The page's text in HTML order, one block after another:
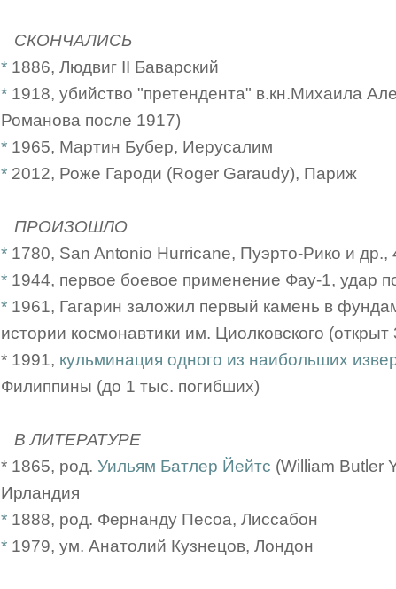
СКОНЧАЛИСЬ
* 1886, Людвиг II Баварский
* 1918, убийство "претендента" в.кн.Михаила
Романова после 1917)
* 1965, Мартин Бубер, Иерусалим
* 2012, Роже Гароди (Roger Garaudy), Париж
ПРОИЗОШЛО
* 1780, San Antonio Hurricane, Пуэрто-Рико и др.,
* 1944, первое боевое применение Фау-1, удар
* 1961, Гагарин заложил первый камень в
истории космонавтики им. Циолковского (открыт
* 1991, кульминация одного из наибольших
Филиппины (до 1 тыс. погибших)
В ЛИТЕРАТУРЕ
* 1865, род. Уильям Батлер Йейтс (William Butler
Ирландия
* 1888, род. Фернанду Песоа, Лиссабон
* 1979, ум. Анатолий Кузнецов, Лондон